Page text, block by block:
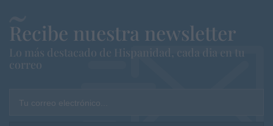
Recibe nuestra newsletter
Lo más destacado de Hispanidad, cada dia en tu
correo
Tu correo electrónico...